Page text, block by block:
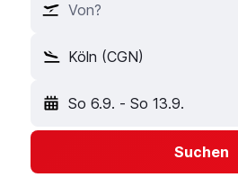
Von?
Köln (CGN)
So 6.9. - So 13.9.
Suchen